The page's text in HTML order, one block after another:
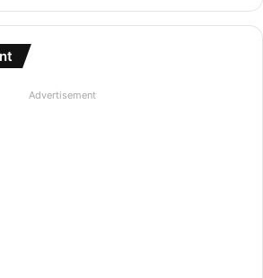
Advertisement